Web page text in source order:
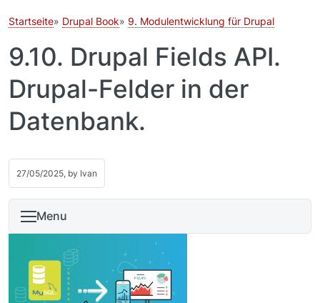
Startseite Drupal Book 9. Modulentwicklung für Drupal
9.10. Drupal Fields API.
Drupal-Felder in der
Datenbank.
27/05/2025, by Ivan
Menu